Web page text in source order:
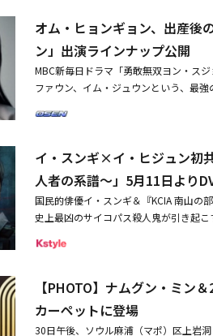
ン、イム・ジュウン（チェ・ヘラ役）
み合った4人の人物として出会い、相
対峙中のヨン・スジョンとチェ・ヘラ
ゴム手袋を持ってヌンチャクのように
攻撃し、ノックダウンさせる。手が見
ていたヨ・ウィジュは「カッコいい、
ジンも二人がなぜ戦っているのか詳し
リング上で会った理由は何なのか、関
爽やかな魅力を持つ辰年の女性ヨン・
悪女チェ・ヘラのスパーリングの現場
か。韓国で5月6日午後7時5分から放送が
オム・ヒョンギョン、出産後
ン」出演ラインナップ公開
MBC新毎日ドラマ「勇敢無双ヨン・ス
ファウン、イム・ジュウンという、最
ル、演出：イ・ミンス、キム・ミスク
ヨ・ウィジュ（ソ・ジュニョン）が繰
発揮してきたオム・ヒョンギョン、ソ
係を描く。特に、ガールクラッシュ（
性の恋愛という興味深い出会いが、好
持つ、辰年生まれのショーホスト、ヨ
格で先輩・後輩を始め、中高年まで幅
まる。これに先立ち、彼女は昨年6月
同年10月、彼女は元気な男の子を出産
ォンは軍服務中であるため、兵役が終
イ・スンギ×イ・ヒジュン初
人者の系譜～」5月11日より
国民的俳優イ・スンギ＆『KCIA 南山の
史上最凶のサイコパス殺人鬼が引き起
ス～ある殺人者の系譜～」のDVDが5
＜ファユギ＞」「Vagabond/バガボン
し、その好感度満点の人柄で国民の息
闘いの真実』『KCIA 南山の部長たち』
【PHOTO】ナムグン・ミン
カーペットに登場
30日午後、ソウル麻浦（マポ）区上岩